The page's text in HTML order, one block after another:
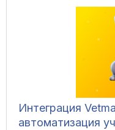
Интеграция
автоматизация